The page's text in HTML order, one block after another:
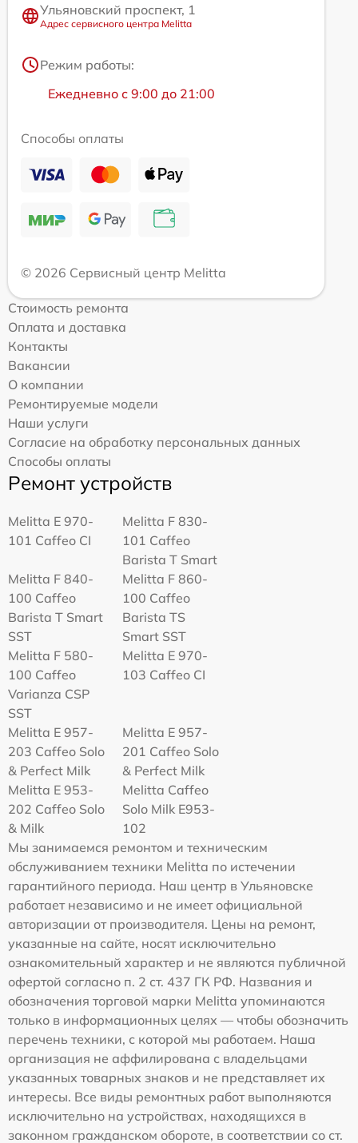
Ульяновский проспект, 1
Адрес сервисного центра Melitta
Режим работы:
Ежедневно с 9:00 до 21:00
Способы оплаты
© 2026 Сервисный центр Melitta
Стоимость ремонта
Оплата и доставка
Контакты
Вакансии
О компании
Ремонтируемые модели
Наши услуги
Согласие на обработку персональных данных
Способы оплаты
Ремонт устройств
Melitta Е 970-
101 Caffeo CI
Melitta F 830-
101 Caffeo
Barista T Smart
Melitta F 840-
100 Caffeo
Barista T Smart
SST
Melitta F 860-
100 Caffeo
Barista TS
Smart SST
Melitta F 580-
100 Caffeo
Varianza CSP
SST
Melitta Е 970-
103 Caffeo CI
Melitta E 957-
203 Caffeo Solo
& Perfect Milk
Melitta E 957-
201 Caffeo Solo
& Perfect Milk
Melitta Е 953-
202 Caffeo Solo
& Milk
Melitta Caffeo
Solo Milk E953-
102
Мы занимаемся ремонтом и техническим
обслуживанием техники Melitta по истечении
гарантийного периода. Наш центр в Ульяновске
работает независимо и не имеет официальной
авторизации от производителя. Цены на ремонт,
указанные на сайте, носят исключительно
ознакомительный характер и не являются публичной
офертой согласно п. 2 ст. 437 ГК РФ. Названия и
обозначения торговой марки Melitta упоминаются
только в информационных целях — чтобы обозначить
перечень техники, с которой мы работаем. Наша
организация не аффилирована с владельцами
указанных товарных знаков и не представляет их
интересы. Все виды ремонтных работ выполняются
исключительно на устройствах, находящихся в
законном гражданском обороте, в соответствии со ст.